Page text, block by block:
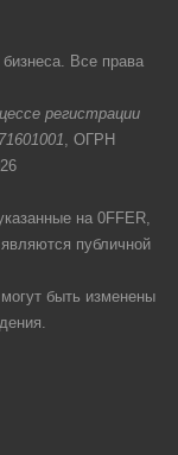
Все права
регистрации
, ОГРН
на 0FFER,
публичной
быть изменены